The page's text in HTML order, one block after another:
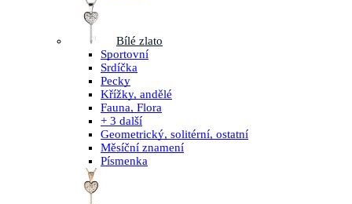
Bílé zlato
Sportovní
Srdíčka
Pecky
Křížky, andělé
Fauna, Flora
+ 3 další
Geometrický, solitérní, ostatní
Měsíční znamení
Písmenka